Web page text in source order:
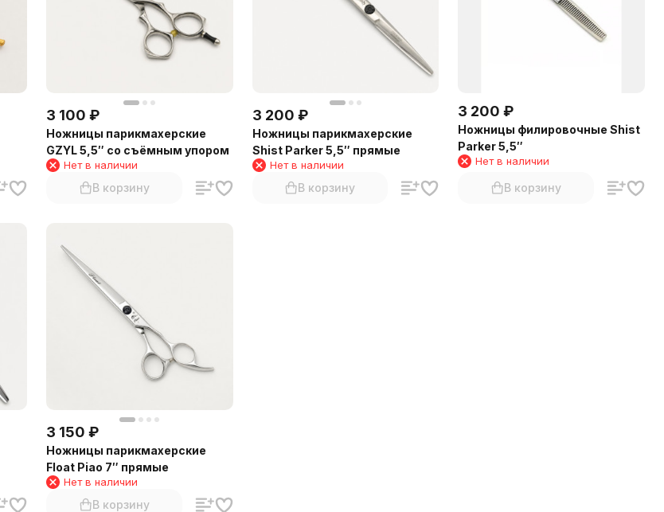
3 100 ₽
Ножницы парикмахерские
GZYL 5,5″ со съёмным упором
Нет в наличии
В корзину
3 200 ₽
Ножницы парикмахерские
Shist Parker 5,5″ прямые
Нет в наличии
В корзину
3 200 ₽
Ножницы филировочные Shist
Parker 5,5″
Нет в наличии
В корзину
3 150 ₽
Ножницы парикмахерские
Float Piao 7″ прямые
Нет в наличии
В корзину